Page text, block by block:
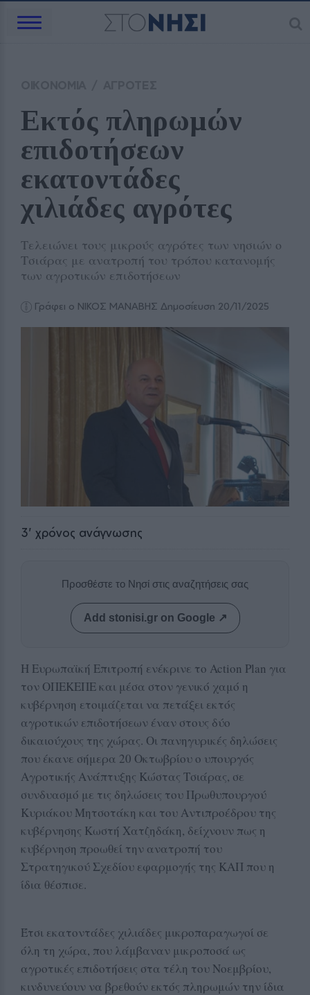
Εκτός πληρωμών
επιδοτήσεων
εκατοντάδες
χιλιάδες αγρότες
Τελειώνει τους μικρούς αγρότες των νησιών ο
Τσιάρας με ανατροπή του τρόπου κατανομής
των αγροτικών επιδοτήσεων
Γράφει ο ΝΙΚΟΣ ΜΑΝΑΒΗΣ Δημοσίευση 20/11/2025
3' χρόνος ανάγνωσης
Προσθέστε το Νησί στις αναζητήσεις σας
Add stonisi.gr on Google ↗
Η Ευρωπαϊκή Επιτροπή ενέκρινε το Action Plan για
τον ΟΠΕΚΕΠΕ και μέσα στον γενικό χαμό η
κυβέρνηση ετοιμάζεται να πετάξει εκτός
αγροτικών επιδοτήσεων έναν στους δύο
δικαιούχους της χώρας. Οι πανηγυρικές δηλώσεις
που έκανε σήμερα 20 Οκτωβρίου ο υπουργός
Αγροτικής Ανάπτυξης Κώστας Τσιάρας, σε
συνδυασμό με τις δηλώσεις του Πρωθυπουργού
Κυριάκου Μητσοτάκη και του Αντιπροέδρου της
κυβέρνησης Κωστή Χατζηδάκη, δείχνουν πως η
κυβέρνηση προωθεί την ανατροπή του
Στρατηγικού Σχεδίου εφαρμογής της ΚΑΠ που η
ίδια θέσπισε.
Έτσι εκατοντάδες χιλιάδες μικροπαραγωγοί σε
όλη τη χώρα, που λάμβαναν μικροποσά ως
αγροτικές επιδοτήσεις στα τέλη του Νοεμβρίου,
κινδυνεύουν να βρεθούν εκτός πληρωμών την ίδια